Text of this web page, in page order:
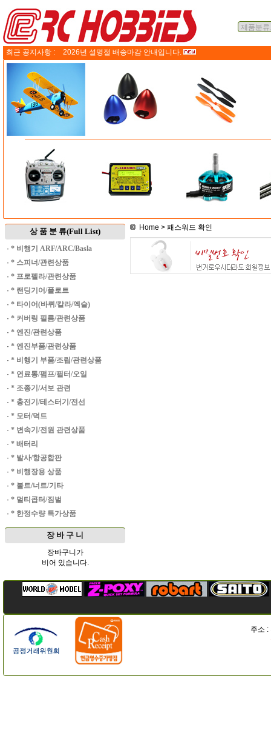
최근 공지사항 : 2026년 설명절 배송마감 안내입니다.
상 품 분 류(Full List)
· * 비행기 ARF/ARC/Basla
· * 스피너/관련상품
· * 프로펠라/관련상품
· * 랜딩기어/플로트
· * 타이어(바퀴/칼라/엑슬)
· * 커버링 필름/관련상품
· * 엔진/관련상품
· * 엔진부품/관련상품
· * 비행기 부품/조립/관련상품
· * 연료통/펌프/필터/오일
· * 조종기/서보 관련
· * 충전기/테스터기/전선
· * 모터/덕트
· * 변속기/전원 관련상품
· * 배터리
· * 발사/항공합판
· * 비행장용 상품
· * 볼트/너트/기타
· * 멀티콥터/짐벌
· * 한정수량 특가상품
장 바 구 니
장바구니가
비어 있습니다.
Home > 패스워드 확인
주소